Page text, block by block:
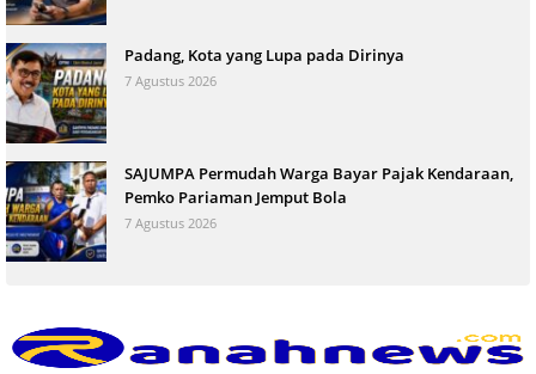
Padang, Kota yang Lupa pada Dirinya
7 Agustus 2026
SAJUMPA Permudah Warga Bayar Pajak Kendaraan,
Pemko Pariaman Jemput Bola
7 Agustus 2026